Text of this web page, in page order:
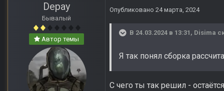
Depay
Бывалый
Автор темы
Опубликовано 24 марта, 2024
В 24.03.2024 в 13:31, Disima
Я так понял сборка
С чего ты так решил -